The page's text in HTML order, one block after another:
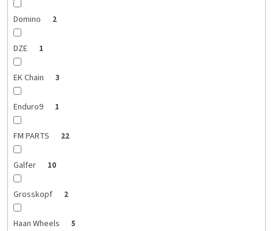
Domino 2
DZE 1
EK Chain 3
Enduro9 1
FM PARTS 22
Galfer 10
Grosskopf 2
Haan Wheels 5